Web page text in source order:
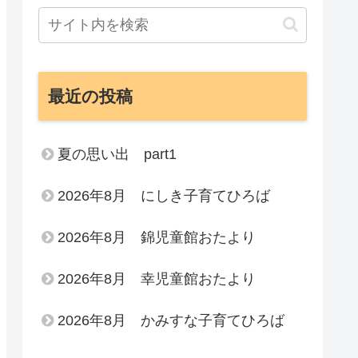
最近の投稿
夏の思い出 part1
2026年8月 にしき子育てひろば
2026年8月 錦児童館おたより
2026年8月 幸児童館おたより
2026年8月 かみすな子育てひろば